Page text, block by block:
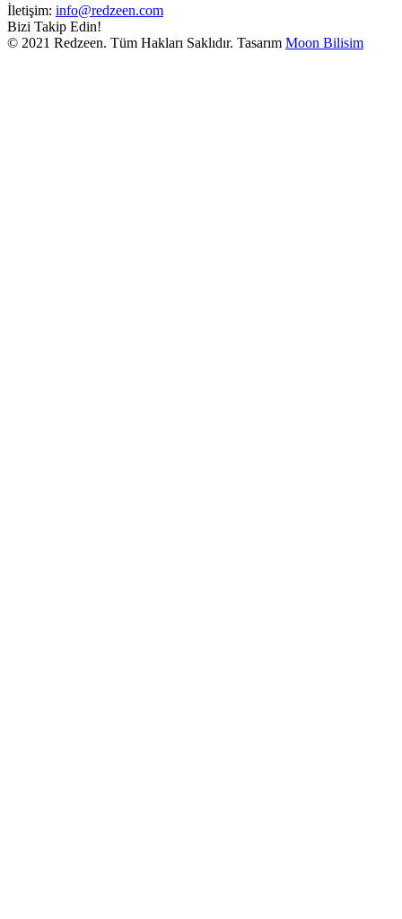
İletişim: info@redzeen.com
Bizi Takip Edin!
© 2021 Redzeen. Tüm Hakları Saklıdır. Tasarım Moon Bilisim